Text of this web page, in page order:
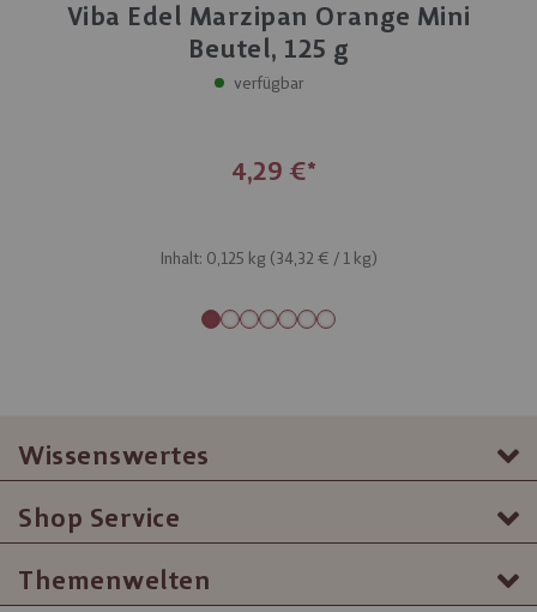
Viba Edel Marzipan Orange Mini
Beutel, 125 g
verfügbar
4,29 €
Inhalt: 0,125 kg (34,32 € / 1 kg)
Wissenswertes
Shop Service
Themenwelten